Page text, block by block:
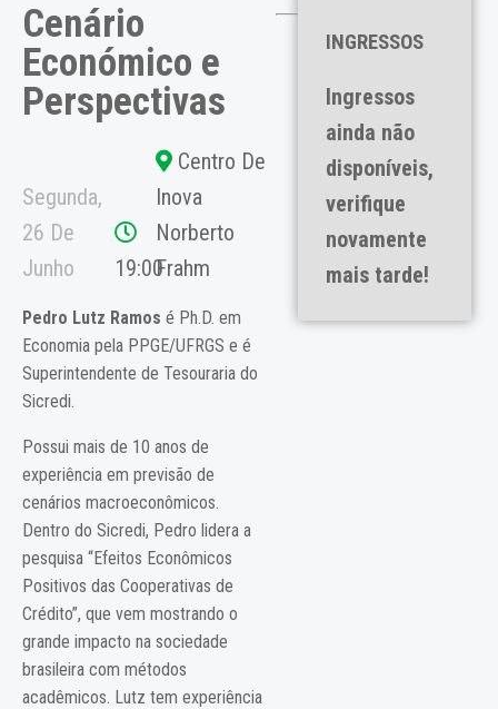
Cenário
Económico e
Perspectivas
Segunda,
26 De
Junho
19:00
Centro De
Inova
Norberto
Frahm
Pedro Lutz Ramos é Ph.D. em
Economia pela PPGE/UFRGS e é
Superintendente de Tesouraria do
Sicredi.
Possui mais de 10 anos de
experiência em previsão de
cenários macroeconômicos.
Dentro do Sicredi, Pedro lidera a
pesquisa “Efeitos Econômicos
Positivos das Cooperativas de
Crédito”, que vem mostrando o
grande impacto na sociedade
brasileira com métodos
acadêmicos. Lutz tem experiência
INGRESSOS
Ingressos
ainda não
disponíveis,
verifique
novamente
mais tarde!